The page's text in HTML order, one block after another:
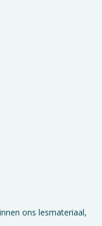
ons lesmateriaal,